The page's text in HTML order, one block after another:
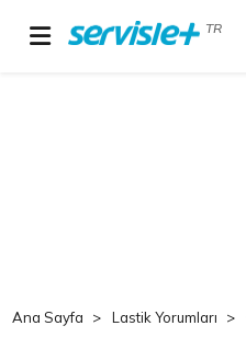
TR
Ana Sayfa Lastik Yorumları